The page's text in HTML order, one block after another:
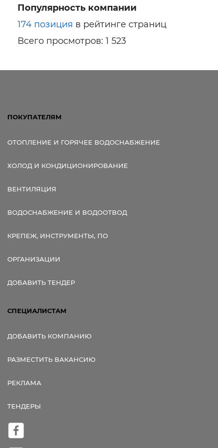
Популярность компании
174 позиция в рейтинге страниц
Всего просмотров: 1 523
ПОКУПАТЕЛЯМ
ОТОПЛЕНИЕ И ГОРЯЧЕЕ ВОДОСНАБЖЕНИЕ
ХОЛОД И КОНДИЦИОНИРОВАНИЕ
ВЕНТИЛЯЦИЯ
ВОДОСНАБЖЕНИЕ И ВОДООТВОД
КРЕПЕЖ, ИНСТРУМЕНТЫ, ПО
ОРГАНИЗАЦИИ
ДОБАВИТЬ ТЕНДЕР
СПЕЦИАЛИСТАМ
ДОБАВИТЬ КОМПАНИЮ
РАЗМЕСТИТЬ ВАКАНСИЮ
РЕКЛАМА
ТЕНДЕРЫ